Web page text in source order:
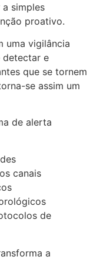
simples
proativo.
uma vigilância
detectar e
que se tornem
se assim um
de alerta
canais
de
a